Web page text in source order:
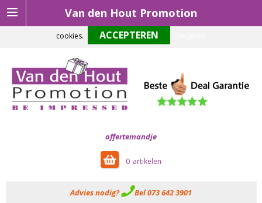
Van den Hout Promotion
offertemandje
0
Advies nodig? Bel 073 642 3901
Om onze website optimaal te laten functioneren maken wij gebruik van
cookies.